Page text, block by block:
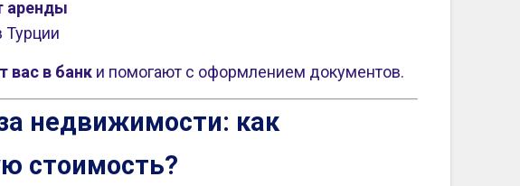
аренды
Турции
вас в банк и помогают с оформлением документов.
недвижимости: как
стоимость?